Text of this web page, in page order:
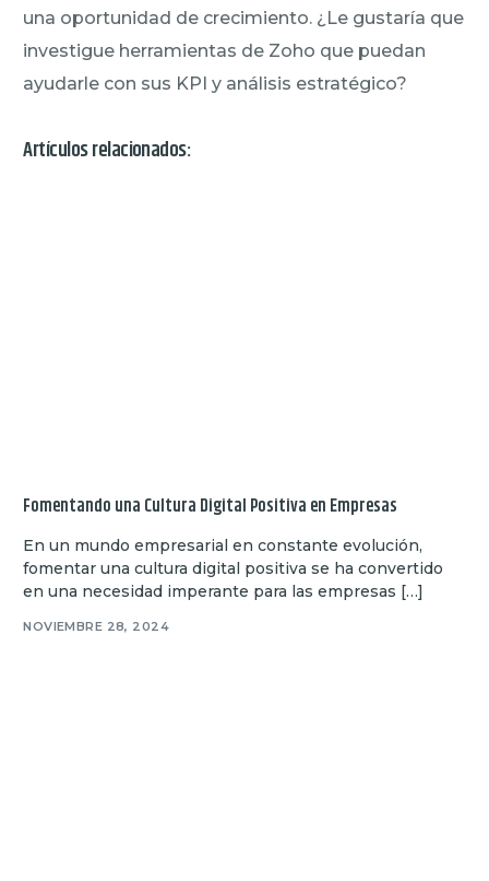
una oportunidad de crecimiento. ¿Le gustaría que
investigue herramientas de Zoho que puedan
ayudarle con sus KPI y análisis estratégico?
Artículos relacionados:
Fomentando una Cultura Digital Positiva en Empresas
En un mundo empresarial en constante evolución,
fomentar una cultura digital positiva se ha convertido
en una necesidad imperante para las empresas […]
NOVIEMBRE 28, 2024